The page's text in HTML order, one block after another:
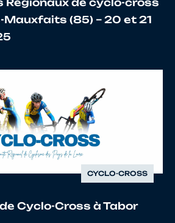
DUBUC
QUILLIOT Nathael
Régionaux de cyclo-cross
Mauxfaits (85) – 20 et 21
CYCLO-CROSS
Cyclo-Cross à Tabor